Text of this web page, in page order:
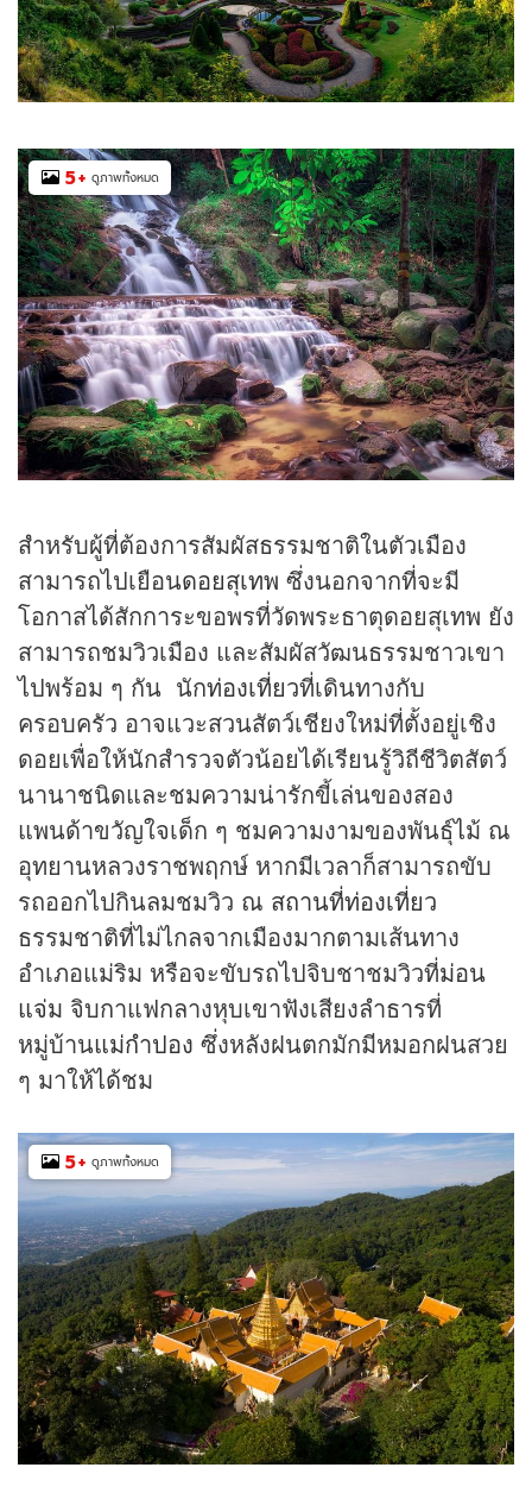
5+ ดูภาพทั้งหมด
สำหรับผู้ที่ต้องการสัมผัสธรรมชาติในตัวเมือง
สามารถไปเยือนดอยสุเทพ ซึ่งนอกจากที่จะมี
โอกาสได้สักการะขอพรที่วัดพระธาตุดอยสุเทพ ยัง
สามารถชมวิวเมือง และสัมผัสวัฒนธรรมชาวเขา
ไปพร้อม ๆ กัน นักท่องเที่ยวที่เดินทางกับ
ครอบครัว อาจแวะสวนสัตว์เชียงใหม่ที่ตั้งอยู่เชิง
ดอยเพื่อให้นักสำรวจตัวน้อยได้เรียนรู้วิถีชีวิตสัตว์
นานาชนิดและชมความน่ารักขี้เล่นของสอง
แพนด้าขวัญใจเด็ก ๆ ชมความงามของพันธุ์ไม้ ณ
อุทยานหลวงราชพฤกษ์ หากมีเวลาก็สามารถขับ
รถออกไปกินลมชมวิว ณ สถานที่ท่องเที่ยว
ธรรมชาติที่ไม่ไกลจากเมืองมากตามเส้นทาง
อำเภอแม่ริม หรือจะขับรถไปจิบชาชมวิวที่ม่อน
แจ่ม จิบกาแฟกลางหุบเขาฟังเสียงลำธารที่
หมู่บ้านแม่กำปอง ซึ่งหลังฝนตกมักมีหมอกฝนสวย
ๆ มาให้ได้ชม
5+ ดูภาพทั้งหมด